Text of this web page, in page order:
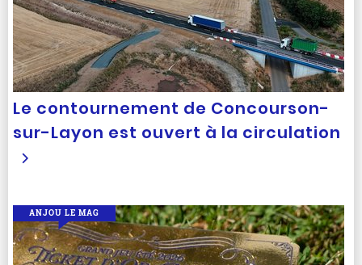
Le contournement de Concourson-
sur-Layon est ouvert à la circulation
ANJOU LE MAG